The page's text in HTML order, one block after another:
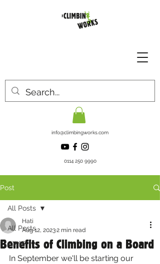
0114 250 9990
info@climbingworks.com
Post
All Posts
CWIF
All Posts
Benefits of Climbing on a Board
Hati
Aug 12, 20232 min read
In September we'll be starting our